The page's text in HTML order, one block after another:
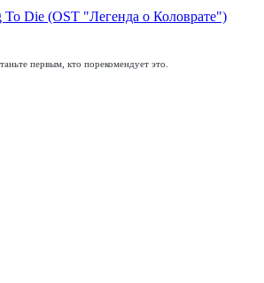
To Die (OST "Легенда о Коловрате")
первым, кто порекомендует это.